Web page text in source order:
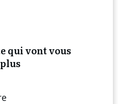
qui vont vous